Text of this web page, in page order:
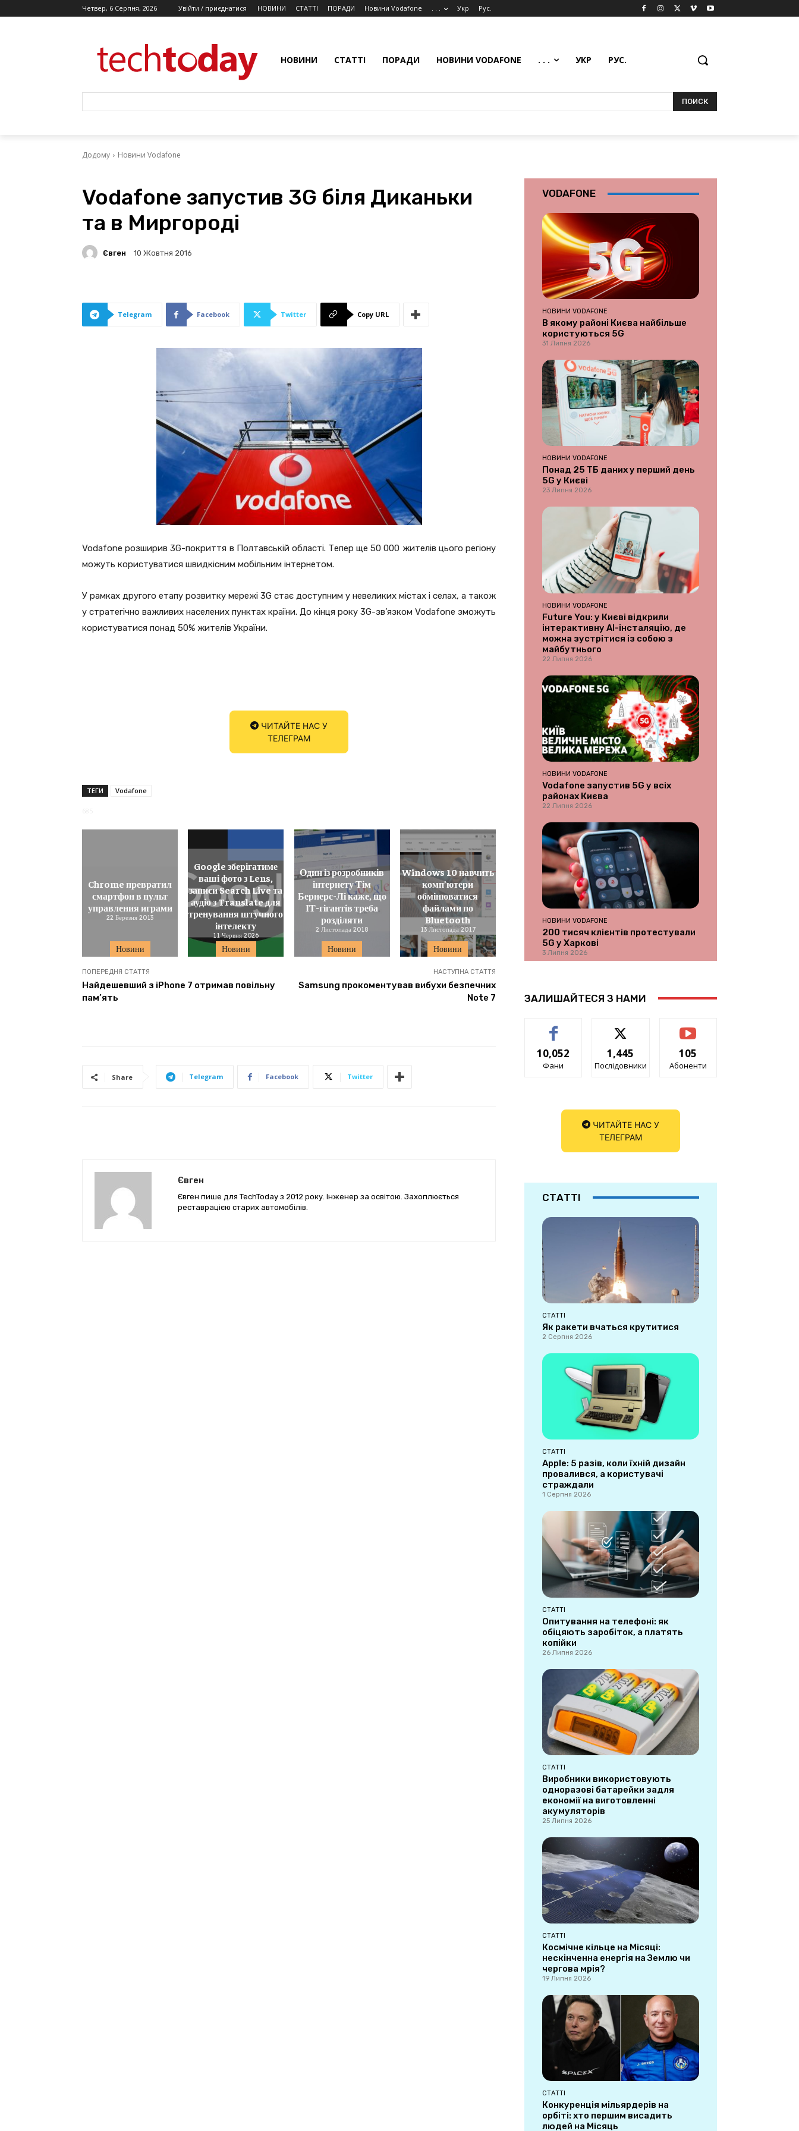
Четвер, 6 Серпня, 2026 Увійти / приєднатися НОВИНИ СТАТТІ ПОРАДИ Новини Vodafone . . . Укр Рус.
НОВИНИ СТАТТІ ПОРАДИ НОВИНИ VODAFONE . . . УКР РУС.
ПОИСК
Додому Новини Vodafone
Vodafone запустив 3G біля Диканьки
та в Миргороді
Євген 10 Жовтня 2016
Telegram Facebook Twitter Copy URL
Vodafone розширив 3G-покриття в Полтавській області. Тепер ще 50 000 жителів цього регіону
можуть користуватися швидкісним мобільним інтернетом.
У рамках другого етапу розвитку мережі 3G стає доступним у невеликих містах і селах, а також
у стратегічно важливих населених пунктах країни. До кінця року 3G-зв’язком Vodafone зможуть
користуватися понад 50% жителів України.
ЧИТАЙТЕ НАС У
ТЕЛЕГРАМ
ТЕГИ Vodafone
Новини
Chrome превратил
смартфон в пульт
управления играми
22 Березня 2013
Новини
Google зберігатиме
ваші фото з Lens,
записи Search Live та
аудіо з Translate для
тренування штучного
інтелекту
11 Червня 2026
Новини
Один із розробників
інтернету Тім
Бернерс-Лі каже, що
ІТ-гігантів треба
розділяти
2 Листопада 2018
Новини
Windows 10 навчить
комп’ютери
обмінюватися
файлами по
Bluetooth
13 Листопада 2017
ПОПЕРЕДНЯ СТАТТЯ
Найдешевший з iPhone 7 отримав повільну
пам’ять
НАСТУПНА СТАТТЯ
Samsung прокоментував вибухи безпечних
Note 7
Share Telegram Facebook Twitter
Євген
Євген пише для TechToday з 2012 року. Інженер за освітою. Захоплюється
реставрацією старих автомобілів.
VODAFONE
НОВИНИ VODAFONE
В якому районі Києва найбільше
користуються 5G
31 Липня 2026
НОВИНИ VODAFONE
Понад 25 ТБ даних у перший день
5G у Києві
23 Липня 2026
НОВИНИ VODAFONE
Future You: у Києві відкрили
інтерактивну AI-інсталяцію, де
можна зустрітися із собою з
майбутнього
22 Липня 2026
НОВИНИ VODAFONE
Vodafone запустив 5G у всіх
районах Києва
22 Липня 2026
НОВИНИ VODAFONE
200 тисяч клієнтів протестували
5G у Харкові
3 Липня 2026
ЗАЛИШАЙТЕСЯ З НАМИ
10,052
Фани
1,445
Послідовники
105
Абоненти
ЧИТАЙТЕ НАС У
ТЕЛЕГРАМ
СТАТТІ
СТАТТІ
Як ракети вчаться крутитися
2 Серпня 2026
СТАТТІ
Apple: 5 разів, коли їхній дизайн
провалився, а користувачі
страждали
1 Серпня 2026
СТАТТІ
Опитування на телефоні: як
обіцяють заробіток, а платять
копійки
26 Липня 2026
СТАТТІ
Виробники використовують
одноразові батарейки задля
економії на виготовленні
акумуляторів
25 Липня 2026
СТАТТІ
Космічне кільце на Місяці:
нескінченна енергія на Землю чи
чергова мрія?
19 Липня 2026
СТАТТІ
Конкуренція мільярдерів на
орбіті: хто першим висадить
людей на Місяць